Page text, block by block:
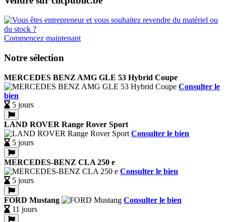
Commencez maintenant
Notre sélection
MERCEDES BENZ AMG GLE 53 Hybrid Coupe
Consulter le
bien
5 jours
LAND ROVER Range Rover Sport
Consulter le bien
5 jours
MERCEDES-BENZ CLA 250 e
Consulter le bien
5 jours
FORD Mustang
Consulter le bien
11 jours